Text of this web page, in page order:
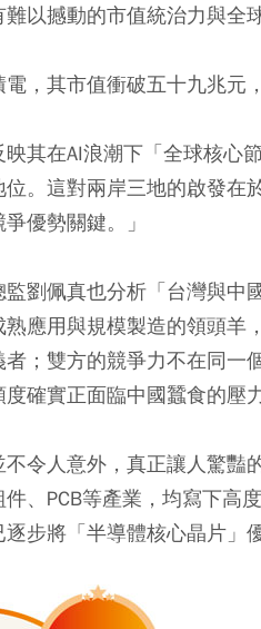
以撼動的市值統治力與全
，其市值衝破五十九兆元
其在AI浪潮下「全球核心
。這對兩岸三地的啟發
優勢關鍵。」
劉佩真也分析「台灣與中
應用與規模製造的領頭
；雙方的競爭力不在同一
確實正面臨中國蠶食的壓力
令人意外，真正讓人驚
、PCB等產業，均寫下高
步將「半導體核心晶片」